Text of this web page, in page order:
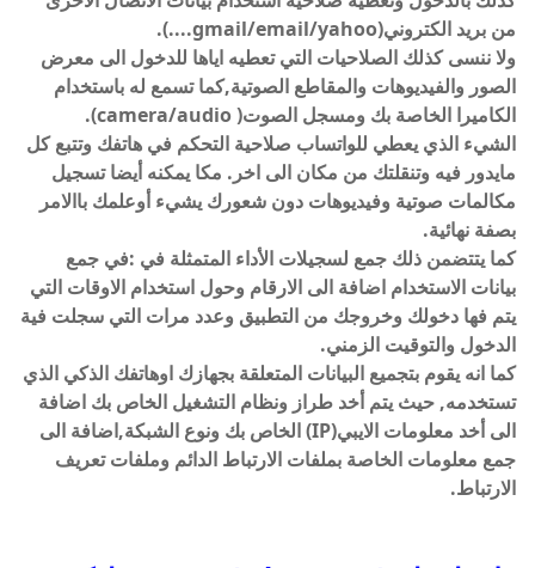
من بريد الكتروني(gmail/email/yahoo....).
ولا ننسى كذلك الصلاحيات التي تعطيه اياها للدخول الى معرض
الصور والفيديوهات والمقاطع الصوتية,كما تسمع له باستخدام
الكاميرا الخاصة بك ومسجل الصوت( camera/audio).
الشيء الذي يعطي للواتساب صلاحية التحكم في هاتفك وتتبع كل
مايدور فيه وتنقلتك من مكان الى اخر. مكا يمكنه أيضا تسجيل
مكالمات صوتية وفيديوهات دون شعورك يشيء أوعلمك باالامر
بصفة نهائية.
كما يتتضمن ذلك جمع لسجيلات الأداء المتمثلة في :في جمع
بيانات الاستخدام اضافة الى الارقام وحول استخدام الاوقات التي
يتم فها دخولك وخروجك من التطبيق وعدد مرات التي سجلت فية
الدخول والتوقيت الزمني.
كما انه يقوم بتجميع البيانات المتعلقة بجهازك اوهاتفك الذكي الذي
تستخدمه, حيث يتم أخد طراز ونظام التشغيل الخاص بك اضافة
الى أخد معلومات الايبي(IP) الخاص بك ونوع الشبكة,اضافة الى
جمع معلومات الخاصة بملفات الارتباط الدائم وملفات تعريف
الارتباط.